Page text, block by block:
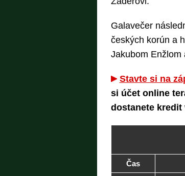
Galavečer
českých korún a
Jakubom Enžlom
Stavte si na
si účet online
dostanete kredit
Čas